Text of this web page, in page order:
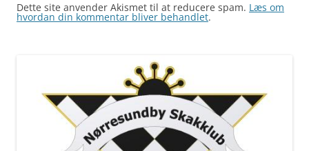
Dette site anvender Akismet til at reducere spam. Læs om
hvordan din kommentar bliver behandlet.